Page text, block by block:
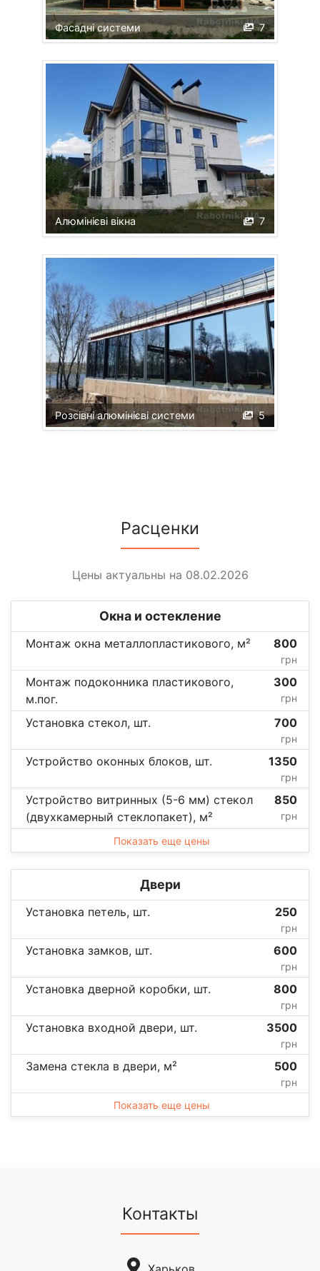
7
Фасадні системи
7
Алюмінієві вікна
5
Розсівні алюмінієві системи
Расценки
Цены актуальны на 08.02.2026
Окна и остекление
Монтаж окна металлопластикового, м² 800
грн
Монтаж подоконника пластикового,
м.пог.
300
грн
Установка стекол, шт. 700
грн
Устройство оконных блоков, шт. 1350
грн
Устройство витринных (5-6 мм) стекол
(двухкамерный стеклопакет), м²
850
грн
Показать еще цены
Двери
Установка петель, шт. 250
грн
Установка замков, шт. 600
грн
Установка дверной коробки, шт. 800
грн
Установка входной двери, шт. 3500
грн
Замена стекла в двери, м² 500
грн
Показать еще цены
Контакты